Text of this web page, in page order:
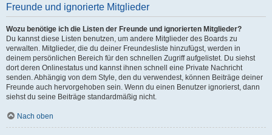
Freunde und ignorierte Mitglieder
Wozu benötige ich die Listen der Freunde und ignorierten Mitglieder?
Du kannst diese Listen benutzen, um andere Mitglieder des Boards zu
verwalten. Mitglieder, die du deiner Freundesliste hinzufügst, werden in
deinem persönlichen Bereich für den schnellen Zugriff aufgelistet. Du siehst
dort deren Onlinestatus und kannst ihnen schnell eine Private Nachricht
senden. Abhängig von dem Style, den du verwendest, können Beiträge deiner
Freunde auch hervorgehoben sein. Wenn du einen Benutzer ignorierst, dann
siehst du seine Beiträge standardmäßig nicht.
Nach oben